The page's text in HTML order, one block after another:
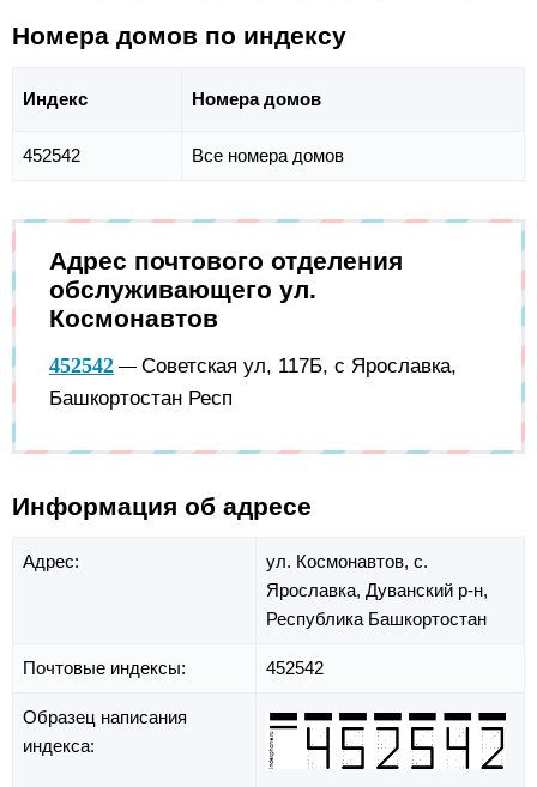
Номера домов по индексу
Индекс Номера домов
452542 Все номера домов
Адрес почтового отделения
обслуживающего ул.
Космонавтов
452542 — Советская ул, 117Б, с Ярославка,
Башкортостан Респ
Информация об адресе
Адрес: ул. Космонавтов, с.
Ярославка, Дуванский р-н,
Республика Башкортостан
Почтовые индексы: 452542
Образец написания
индекса: